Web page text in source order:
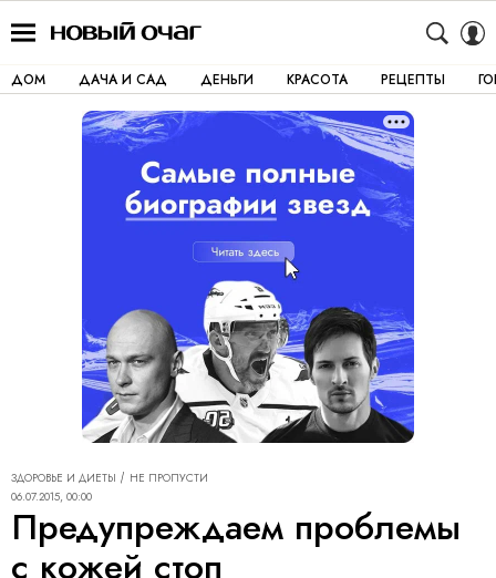
ДОМ ДАЧА И САД ДЕНЬГИ КРАСОТА РЕЦЕПТЫ
ЗДОРОВЬЕ И ДИЕТЫ
НЕ ПРОПУСТИ
06.07.2015, 00:00
Предупреждаем проблемы
с кожей стоп